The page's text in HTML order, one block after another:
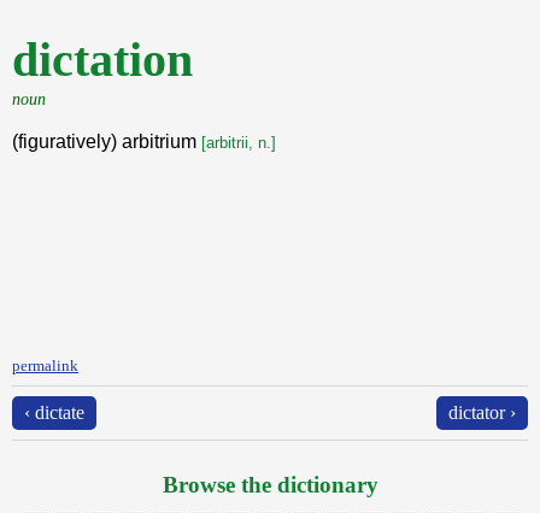
dictation
noun
(figuratively) arbitrium [arbitrii, n.]
permalink
‹ dictate dictator ›
Browse the dictionary